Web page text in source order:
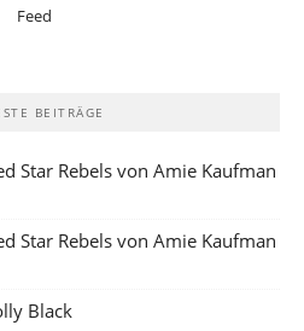
BEITRÄGE
Star Rebels von Amie Kaufman
Star Rebels von Amie Kaufman
Black